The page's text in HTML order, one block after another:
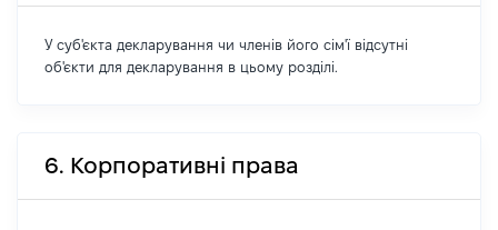
У суб'єкта декларування чи членів його сім'ї відсутні
об'єкти для декларування в цьому розділі.
6. Корпоративні права